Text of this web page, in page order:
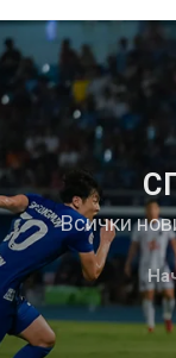
Всички